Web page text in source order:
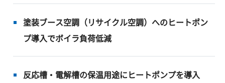
塗装ブース空調（リサイクル空調）へのヒートポン
プ導入でボイラ負荷低減
反応槽・電解槽の保温用途にヒートポンプを導入